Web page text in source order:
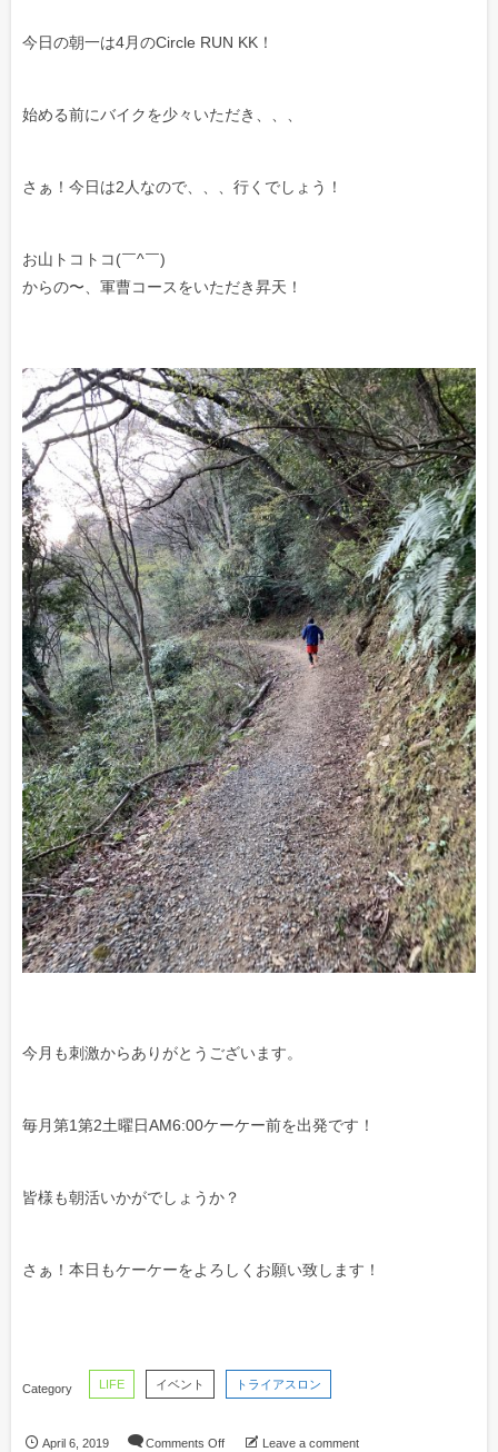
今日の朝一は4月のCircle RUN KK！
始める前にバイクを少々いただき、、、
さぁ！今日は2人なので、、、行くでしょう！
お山トコトコ(￣^￣)ゞ
からの〜、軍曹コースをいただき昇天！
今月も刺激からありがとうございます。
毎月第1第2土曜日AM6:00ケーケー前を出発です！
皆様も朝活いかがでしょうか？
さぁ！本日もケーケーをよろしくお願い致します！
LIFE イベント トライアスロン
April 6 ,2019 Comments Off Leave a comment